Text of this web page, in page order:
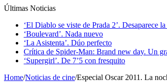
Últimas Noticias
‘El Diablo se viste de Prada 2’. Desaparece
‘Boulevard’. Nada nuevo
‘La Asistenta’. Dúo perfecto
Crítica de Spider-Man: Brand new day. Un
‘Supergirl’. De 7’5 con fresquito
Home/Noticias de cine/Especial Oscar 2011. La